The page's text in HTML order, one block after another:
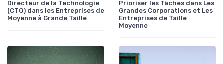
Directeur de la Technologie
(CTO) dans les Entreprises de
Moyenne à Grande Taille
Prioriser les Tâches dans Les
Grandes Corporations et Les
Entreprises de Taille
Moyenne